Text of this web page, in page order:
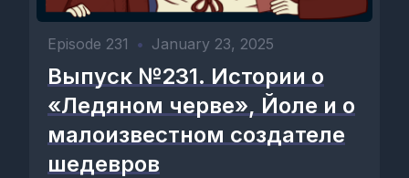
Episode 231 • January 23, 2025
Выпуск №231. Истории о
«Ледяном черве», Йоле и о
малоизвестном создателе
шедевров